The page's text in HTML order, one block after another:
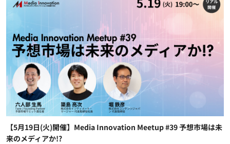
【5月19日(火)開催】Media Innovation Meetup #39 予想市場は未
来のメディアか!?